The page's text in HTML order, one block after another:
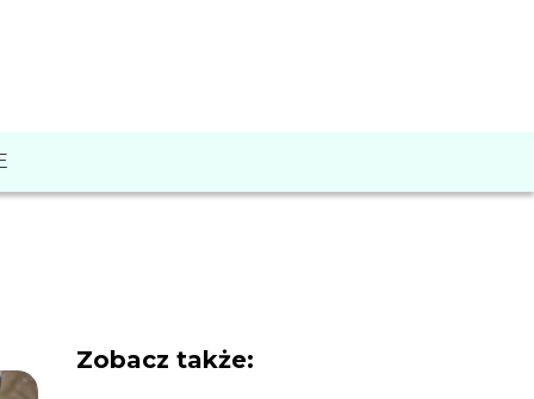
Zobacz także: